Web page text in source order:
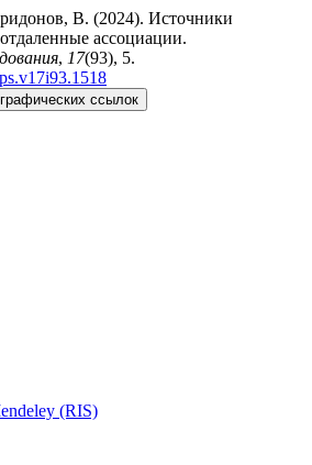
В. (2024). Источники
ассоциации.
, 17(93), 5.
ссылок
(RIS)